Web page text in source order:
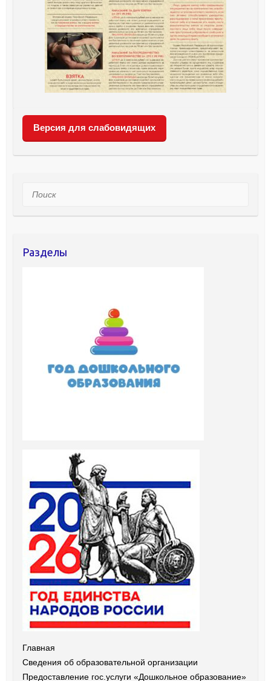
Версия для слабовидящих
Поиск
Разделы
Главная
Сведения об образовательной организации
Предоставление гос.услуги «Дошкольное образование»